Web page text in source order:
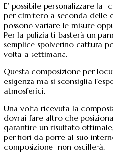
E’ possibile personalizzare la
per cimitero a seconda delle
possono variare le misure
Per la pulizia ti basterà un
semplice spolverino cattura
volta a settimana.
Questa composizione per
esigenza ma si sconsiglia
atmosferici.
Una volta ricevuta la
dovrai fare altro che
garantire un risultato
per fiori da porre al suo
composizione non oscillerà.